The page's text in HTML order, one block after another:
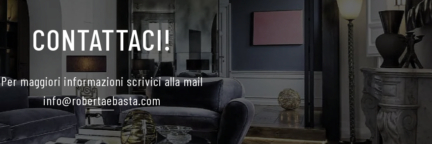
CONTATTACI!
Per maggiori informazioni scrivici alla mail
info@robertaebasta.com